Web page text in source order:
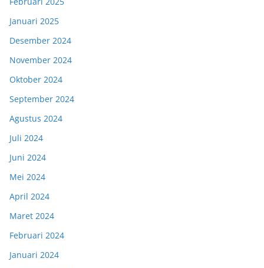
Januari 2025
Desember 2024
November 2024
Oktober 2024
September 2024
Agustus 2024
Juli 2024
Juni 2024
Mei 2024
April 2024
Maret 2024
Februari 2024
Januari 2024